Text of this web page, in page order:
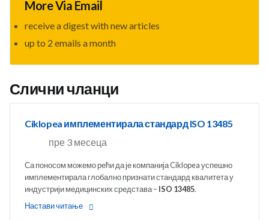
More Via Email
receive a digest with new articles
up to 2 emails a month
Слични чланци
Ciklopea имплементирала стандард ISO 13485
пре 3 месеца
Са поносом можемо рећи да је компанија Ciklopea успешно
имплементирала глобално признати стандард квалитета у
индустрији медицинских средстава – ISO 13485.
Настави читање